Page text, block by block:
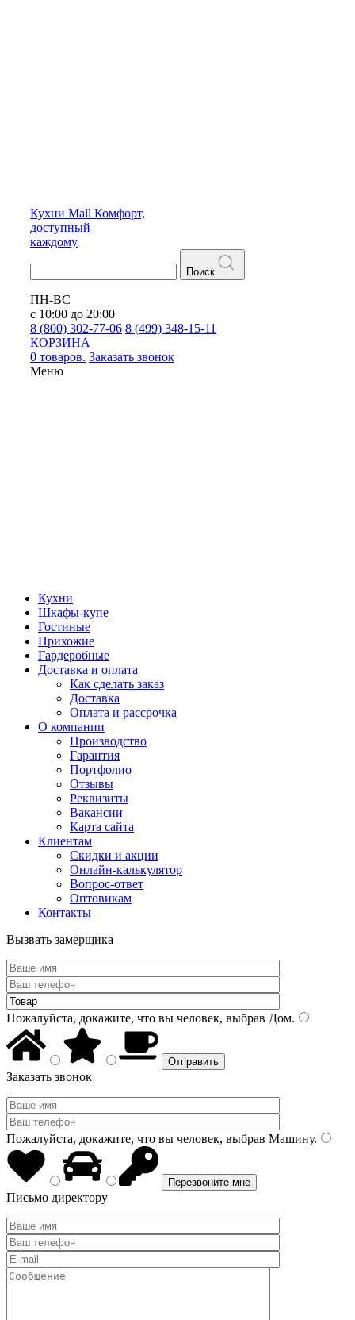
Кухни Mall Комфорт,
доступный
каждому
Поиск
ПН-ВС
с 10:00 до 20:00
8 (800) 302-77-06 8 (499) 348-15-11
КОРЗИНА
0 товаров. Заказать звонок
Меню
Кухни
Шкафы-купе
Гостиные
Прихожие
Гардеробные
Доставка и оплата
Как сделать заказ
Доставка
Оплата и рассрочка
О компании
Производство
Гарантия
Портфолио
Отзывы
Реквизиты
Вакансии
Карта сайта
Клиентам
Скидки и акции
Онлайн-калькулятор
Вопрос-ответ
Оптовикам
Контакты
Вызвать замерщика
Пожалуйста, докажите, что вы человек, выбрав Дом.
Заказать звонок
Пожалуйста, докажите, что вы человек, выбрав Машину.
Письмо директору